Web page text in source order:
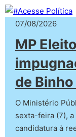
07/08/2026
MP
de
O Ministério
sexta-feira (7),
candidatura à